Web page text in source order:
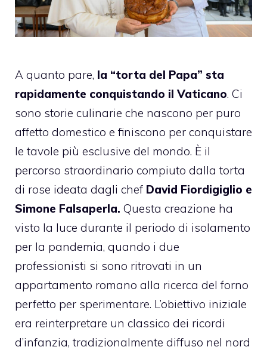
A quanto pare, la “torta del Papa” sta
rapidamente conquistando il Vaticano. Ci
sono storie culinarie che nascono per puro
affetto domestico e finiscono per conquistare
le tavole più esclusive del mondo. È il
percorso straordinario compiuto dalla torta
di rose ideata dagli chef David Fiordigiglio e
Simone Falsaperla. Questa creazione ha
visto la luce durante il periodo di isolamento
per la pandemia, quando i due
professionisti si sono ritrovati in un
appartamento romano alla ricerca del forno
perfetto per sperimentare. L’obiettivo iniziale
era reinterpretare un classico dei ricordi
d’infanzia, tradizionalmente diffuso nel nord